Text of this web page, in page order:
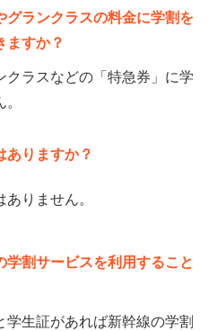
グランクラスの料金に学割を
ますか？
クラスなどの「特急券」に学
ありますか？
りません。
学割サービスを利用すること
学生証があれば新幹線の学割